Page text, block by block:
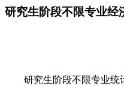
研究生阶段不限专业经
研究生阶段不限专业统计